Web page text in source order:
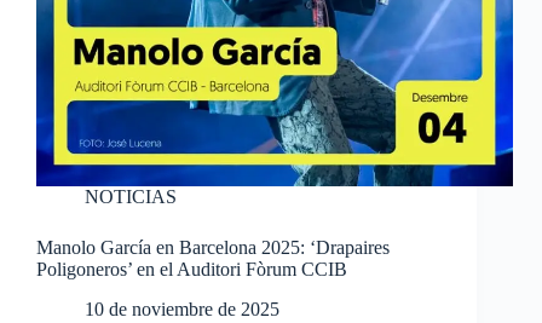
NOTICIAS
Manolo García en Barcelona 2025: ‘Drapaires
Poligoneros’ en el Auditori Fòrum CCIB
10 de noviembre de 2025